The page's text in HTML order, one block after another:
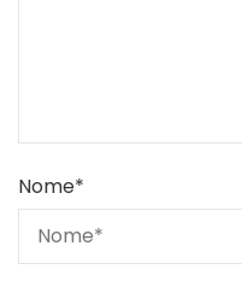
Nome*